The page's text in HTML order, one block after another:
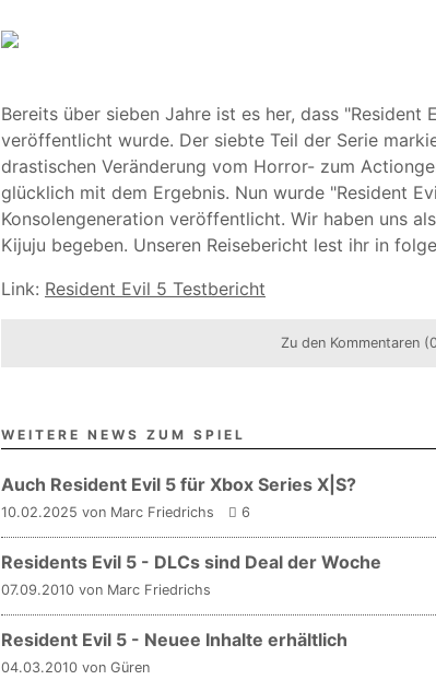
Bereits über sieben Jahre ist es her, dass "Resident
veröffentlicht wurde. Der siebte Teil der Serie
drastischen Veränderung vom Horror- zum
glücklich mit dem Ergebnis. Nun wurde "Resident
Konsolengeneration veröffentlicht. Wir haben uns
Kijuju begeben. Unseren Reisebericht lest ihr in
Link: Resident Evil 5 Testbericht
Zu den Kommentaren
WEITERE NEWS ZUM SPIEL
Auch Resident Evil 5 für Xbox Series X|S?
10.02.2025 von Marc Friedrichs 6
Residents Evil 5 - DLCs sind Deal der Woche
07.09.2010 von Marc Friedrichs
Resident Evil 5 - Neuee Inhalte erhältlich
04.03.2010 von Güren